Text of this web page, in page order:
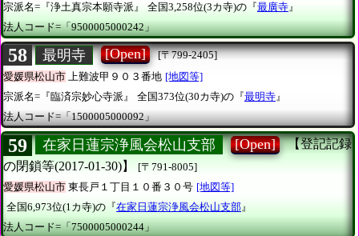
宗派名=『浄土真宗本願寺派』
全国3,258位(3カ寺)の『最廣寺』
法人コード=「9500005000242」
58 最明寺 [Open]
[〒799-2405]
愛媛県松山市 上難波甲９０３番地 [地図等]
宗派名=『臨済宗妙心寺派』
全国373位(30カ寺)の『最明寺』
法人コード=「1500005000092」
59 在家日蓮宗浄風会松山支部 [Open]
【登記記録
の閉鎖等(2017-01-30)】
[〒791-8005]
愛媛県松山市 東長戸１丁目１０番３０号 [地図等]
全国6,973位(1カ寺)の『在家日蓮宗浄風会松山支部 』
法人コード=「7500005000244」